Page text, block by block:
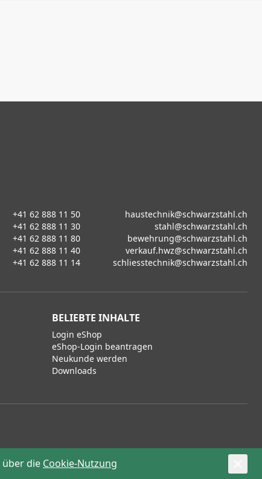
+41 62 888 11 50
haustechnik@schwarzstahl.ch
+41 62 888 11 30
stahl@schwarzstahl.ch
+41 62 888 11 80
bewehrung@schwarzstahl.ch
+41 62 888 11 40
verkauf.hwz@schwarzstahl.ch
+41 62 888 11 14 schliesstechnik@schwarzstahl.ch
BELIEBTE INHALTE
Login eShop
eShop-Login beantragen
Neukunde werden
Downloads
über die Cookie-Nutzung